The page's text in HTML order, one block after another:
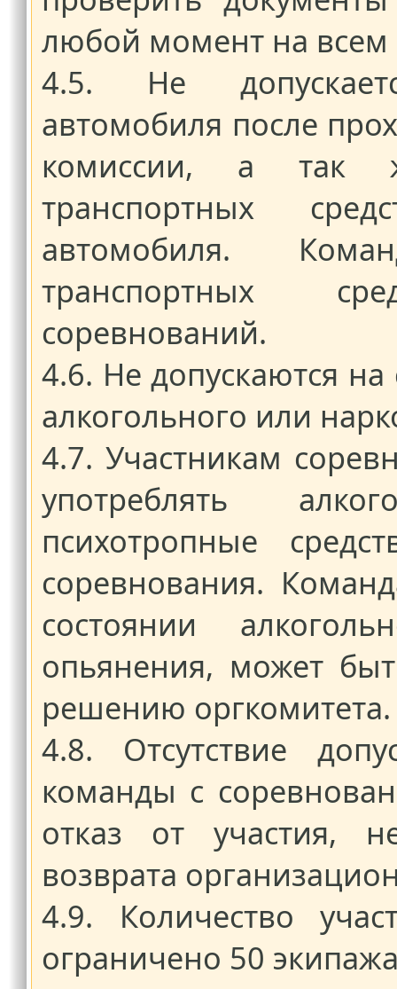
любой момент на всем
4.5. Не
автомобиля после
комиссии, а так
транспортных
автомобиля.
транспортных
соревнований.
4.6. Не допускаются на
алкогольного или
4.7. Участникам
употреблять
психотропные
соревнования.
состоянии
опьянения, может
решению оргкомитета.
4.8. Отсутствие
команды с
отказ от участия,
возврата
4.9. Количество
ограничено 50